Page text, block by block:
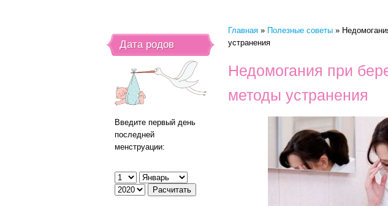
Главная » Полезные советы »
устранения
Недомогания при
методы устранения
Дата родов
Введите первый день
последней
менструации: